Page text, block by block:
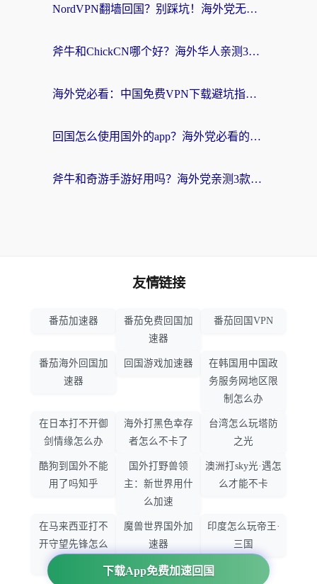
NordVPN翻墙回国？别踩坑！海外党无缝访问国内资源的真实指南
斧牛和ChickCN哪个好？海外华人亲测3款回国加速器+免费试用攻略
海外党必看：中国免费VPN下载避坑指南 + 无缝访问国内资源的终极方案
回国怎么使用国外的app？海外党必看的无缝访问国内资源全攻略
斧牛和奇游手游好用吗？海外党亲测3款回国加速器，选对才能无缝刷国内资源
下载App免费加速回国
友情链接
番茄加速器
番茄免费回国加
速器
番茄回国VPN
番茄海外回国加
速器
回国游戏加速器
在韩国用中国政
务服务网地区限
制怎么办
在日本打不开御
剑情缘怎么办
海外打黑色幸存
者怎么不卡了
台湾怎么玩塔防
之光
酷狗到国外不能
用了吗知乎
国外打野兽领
主：新世界用什
么加速
澳洲打sky光·遇怎
么才能不卡
在马来西亚打不
开守望先锋怎么
魔兽世界国外加
速器
印度怎么玩帝王·
三国